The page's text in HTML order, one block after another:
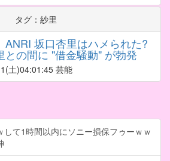
タグ：紗里
ANRI 坂口杏里はハメられた?
との間に "借金騒動" が勃発
(土)04:01:45 芸能
して1時間以内にソニー損保フゥーｗｗ